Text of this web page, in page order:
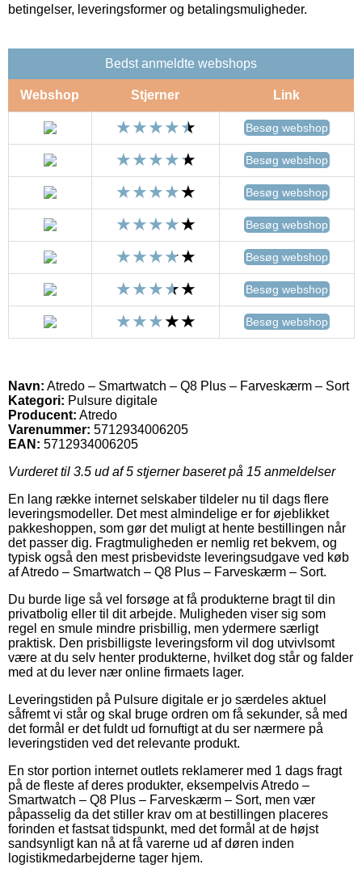
betingelser, leveringsformer og betalingsmuligheder.
Bedst anmeldte webshops
Webshop Stjerner Link
Besøg webshop
Besøg webshop
Besøg webshop
Besøg webshop
Besøg webshop
Besøg webshop
Besøg webshop
Navn: Atredo – Smartwatch – Q8 Plus – Farveskærm – Sort
Kategori: Pulsure digitale
Producent: Atredo
Varenummer: 5712934006205
EAN: 5712934006205
Vurderet til 3.5 ud af 5 stjerner baseret på 15 anmeldelser
En lang række internet selskaber tildeler nu til dags flere
leveringsmodeller. Det mest almindelige er for øjeblikket
pakkeshoppen, som gør det muligt at hente bestillingen når
det passer dig. Fragtmuligheden er nemlig ret bekvem, og
typisk også den mest prisbevidste leveringsudgave ved køb
af Atredo – Smartwatch – Q8 Plus – Farveskærm – Sort.
Du burde lige så vel forsøge at få produkterne bragt til din
privatbolig eller til dit arbejde. Muligheden viser sig som
regel en smule mindre prisbillig, men ydermere særligt
praktisk. Den prisbilligste leveringsform vil dog utvivlsomt
være at du selv henter produkterne, hvilket dog står og falder
med at du lever nær online firmaets lager.
Leveringstiden på Pulsure digitale er jo særdeles aktuel
såfremt vi står og skal bruge ordren om få sekunder, så med
det formål er det fuldt ud fornuftigt at du ser nærmere på
leveringstiden ved det relevante produkt.
En stor portion internet outlets reklamerer med 1 dags fragt
på de fleste af deres produkter, eksempelvis Atredo –
Smartwatch – Q8 Plus – Farveskærm – Sort, men vær
påpasselig da det stiller krav om at bestillingen placeres
forinden et fastsat tidspunkt, med det formål at de højst
sandsynligt kan nå at få varerne ud af døren inden
logistikmedarbejderne tager hjem.